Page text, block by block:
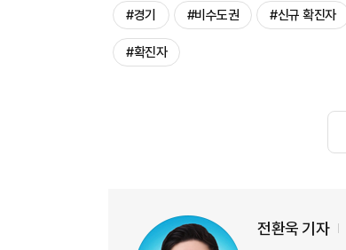
#경기 #비수도권 #신규 확진자
#확진자
전환욱 기자